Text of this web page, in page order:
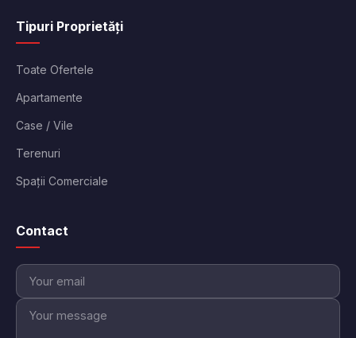
Tipuri Proprietăți
Toate Ofertele
Apartamente
Case / Vile
Terenuri
Spații Comerciale
Contact